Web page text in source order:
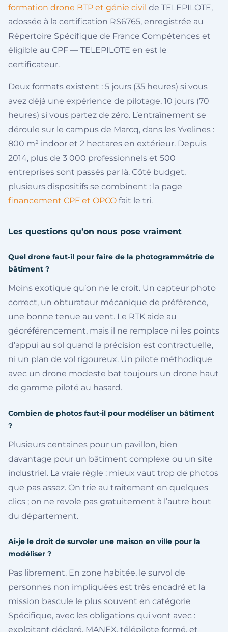
formation drone BTP et génie civil de TELEPILOTE,
adossée à la certification RS6765, enregistrée au
Répertoire Spécifique de France Compétences et
éligible au CPF — TELEPILOTE en est le
certificateur.
Deux formats existent : 5 jours (35 heures) si vous
avez déjà une expérience de pilotage, 10 jours (70
heures) si vous partez de zéro. L’entraînement se
déroule sur le campus de Marcq, dans les Yvelines :
800 m² indoor et 2 hectares en extérieur. Depuis
2014, plus de 3 000 professionnels et 500
entreprises sont passés par là. Côté budget,
plusieurs dispositifs se combinent : la page
financement CPF et OPCO fait le tri.
Les questions qu’on nous pose vraiment
Quel drone faut-il pour faire de la photogrammétrie de
bâtiment ?
Moins exotique qu’on ne le croit. Un capteur photo
correct, un obturateur mécanique de préférence,
une bonne tenue au vent. Le RTK aide au
géoréférencement, mais il ne remplace ni les points
d’appui au sol quand la précision est contractuelle,
ni un plan de vol rigoureux. Un pilote méthodique
avec un drone modeste bat toujours un drone haut
de gamme piloté au hasard.
Combien de photos faut-il pour modéliser un bâtiment
?
Plusieurs centaines pour un pavillon, bien
davantage pour un bâtiment complexe ou un site
industriel. La vraie règle : mieux vaut trop de photos
que pas assez. On trie au traitement en quelques
clics ; on ne revole pas gratuitement à l’autre bout
du département.
Ai-je le droit de survoler une maison en ville pour la
modéliser ?
Pas librement. En zone habitée, le survol de
personnes non impliquées est très encadré et la
mission bascule le plus souvent en catégorie
Spécifique, avec les obligations qui vont avec :
exploitant déclaré, MANEX, télépilote formé, et